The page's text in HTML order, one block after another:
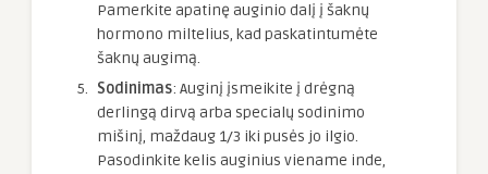
Pamerkite apatinę auginio dalį į šaknų
hormono miltelius, kad paskatintumėte
šaknų augimą.
Sodinimas: Auginį įsmeikite į drėgną
derlingą dirvą arba specialų sodinimo
mišinį, maždaug 1/3 iki pusės jo ilgio.
Pasodinkite kelis auginius viename inde,